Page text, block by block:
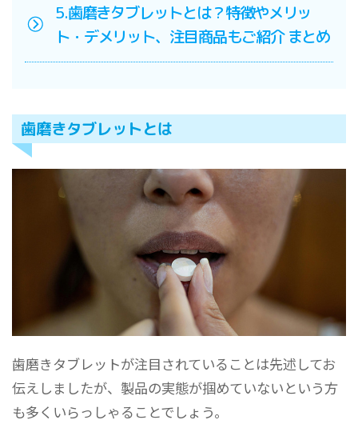
5.歯磨きタブレットとは？特徴やメリッ
ト・デメリット、注目商品もご紹介 まとめ
歯磨きタブレットとは
歯磨きタブレットが注目されていることは先述してお
伝えしましたが、製品の実態が掴めていないという方
も多くいらっしゃることでしょう。